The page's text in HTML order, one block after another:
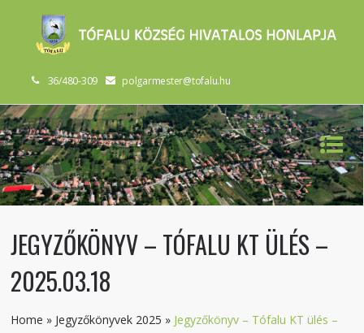
36/480-309 polgarmester@tofalu.hu
JEGYZŐKÖNYV – TÓFALU KT ÜLÉS –
2025.03.18
Home » Jegyzőkönyvek 2025 » Jegyzőkönyv – Tófalu KT ülés –